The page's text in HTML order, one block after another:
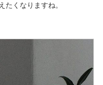
たくなりますね。